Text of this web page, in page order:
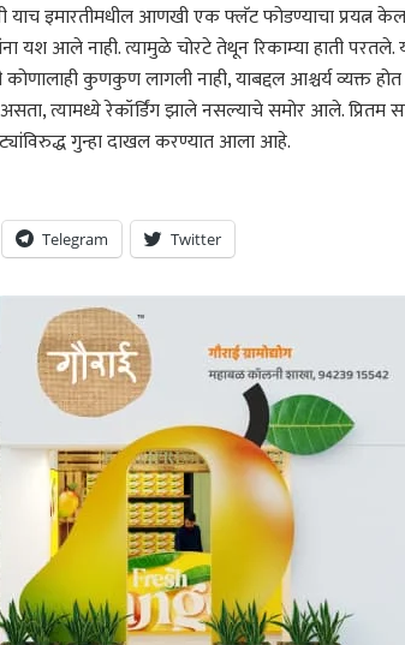
याच इमारतीमधील आणखी एक फ्लॅट फोडण्याचा प्रयत्न
यश आले नाही. त्यामुळे चोरटे तेथून रिकाम्या हाती
कोणालाही कुणकुण लागली नाही, याबद्दल आश्चर्य व्यक्त
त्यामध्ये रेकॉर्डिंग झाले नसल्याचे समोर आले. प्रितम
गुन्हा दाखल करण्यात आला आहे.
Telegram Twitter